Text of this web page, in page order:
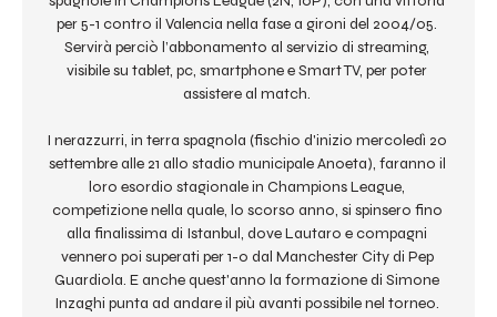
per 5-1 contro il Valencia nella fase a gironi del 2004/05.
Servirà perciò l’abbonamento al servizio di streaming,
visibile su tablet, pc, smartphone e Smart TV, per poter
assistere al match.
I nerazzurri, in terra spagnola (fischio d'inizio mercoledì 20
settembre alle 21 allo stadio municipale Anoeta), faranno il
loro esordio stagionale in Champions League,
competizione nella quale, lo scorso anno, si spinsero fino
alla finalissima di Istanbul, dove Lautaro e compagni
vennero poi superati per 1-0 dal Manchester City di Pep
Guardiola. E anche quest'anno la formazione di Simone
Inzaghi punta ad andare il più avanti possibile nel torneo.